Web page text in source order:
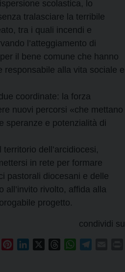
scolastica, lo
tralasciare la terribile
tra i quali incendi e
l’atteggiamento di
il bene comune che hanno
responsabile alla vita sociale e
coordinate: la forza
nuovi percorsi «che mettano
speranze e potenzialità di
dell’arcidiocesi,
in rete per formare
pastorali diocesani e delle
all’invito rivolto, affida alla
progetto.
condividi su
FacebookPinterestLinkedIn ThreadsWhatsApp